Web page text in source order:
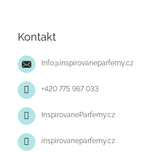
Kontakt
Info@inspirovaneparfemy.cz
+420 775 967 033
InspirovaneParfemy.cz
inspirovaneparfemy.cz